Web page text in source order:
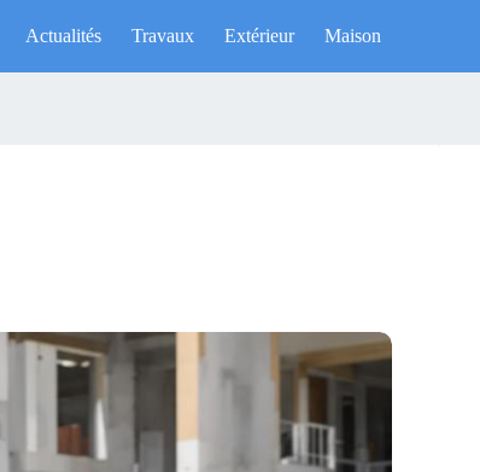
Actualités Travaux Extérieur Maison